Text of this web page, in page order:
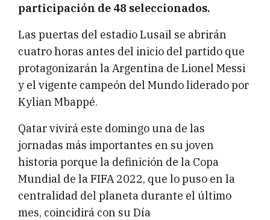
participación de 48 seleccionados.
Las puertas del estadio Lusail se abrirán
cuatro horas antes del inicio del partido que
protagonizarán la Argentina de Lionel Messi
y el vigente campeón del Mundo liderado por
Kylian Mbappé.
Qatar vivirá este domingo una de las
jornadas más importantes en su joven
historia porque la definición de la Copa
Mundial de la FIFA 2022, que lo puso en la
centralidad del planeta durante el último
mes, coincidirá con su Día